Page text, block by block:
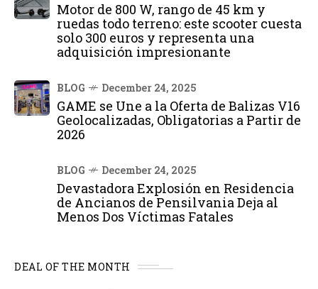
Motor de 800 W, rango de 45 km y
ruedas todo terreno: este scooter cuesta
solo 300 euros y representa una
adquisición impresionante
BLOG December 24, 2025
GAME se Une a la Oferta de Balizas V16
Geolocalizadas, Obligatorias a Partir de
2026
BLOG December 24, 2025
Devastadora Explosión en Residencia
de Ancianos de Pensilvania Deja al
Menos Dos Víctimas Fatales
DEAL OF THE MONTH